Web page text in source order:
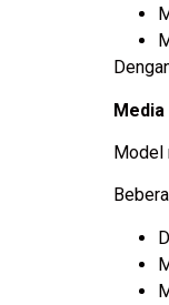
Model